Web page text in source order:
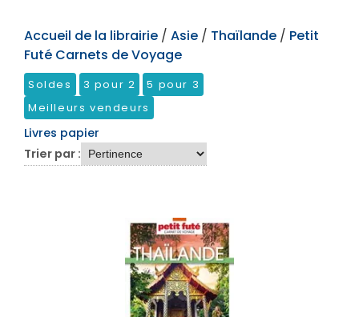
Accueil de la librairie / Asie / Thaïlande / Petit
Futé Carnets de Voyage
Soldes 3 pour 2
5 pour 3
Meilleurs vendeurs
Livres papier
Trier par :